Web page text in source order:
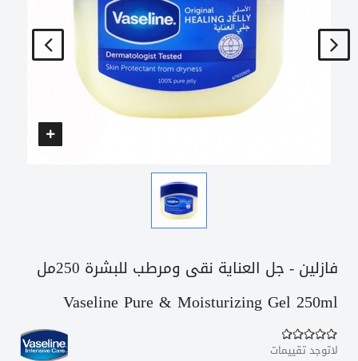
فازلين - جل العناية نقى ومرطب للبشرة 250مل
Vaseline Pure & Moisturizing Gel 250ml
لاتوجد تقييمات